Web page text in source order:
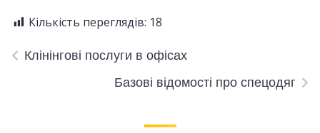
Кількість переглядів: 18
Клінінгові послуги в офісах
Базові відомості про спецодяг